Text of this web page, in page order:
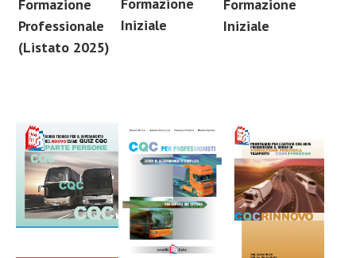
Formazione
Professionale
(Listato 2025)
Formazione
Iniziale
Formazione
Iniziale